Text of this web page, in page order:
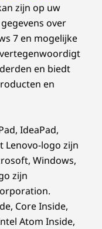
zijn op uw
over
7 en mogelijke
en biedt
en
IdeaPad,
Lenovo-logo zijn
Windows,
zijn
Core Inside,
Atom Inside,